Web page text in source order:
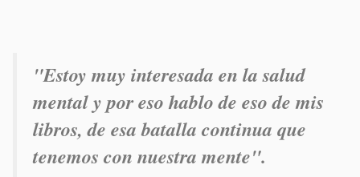
"Estoy muy interesada en la salud
mental y por eso hablo de eso de mis
libros, de esa batalla continua que
tenemos con nuestra mente".